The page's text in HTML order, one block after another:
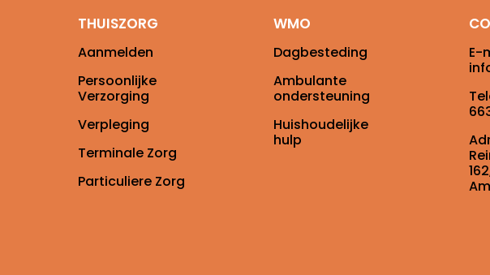
THUISZORG
Aanmelden
Persoonlijke
Verzorging
Verpleging
Terminale Zorg
Particuliere Zorg
WMO
Dagbesteding
Ambulante
ondersteuning
Huishoudelijke
hulp
E-